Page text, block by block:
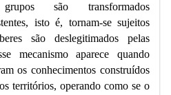
são transformados
isto é, tornam-se sujeitos
são deslegitimados pelas
mecanismo aparece quando
os conhecimentos construídos
territórios, operando como se o